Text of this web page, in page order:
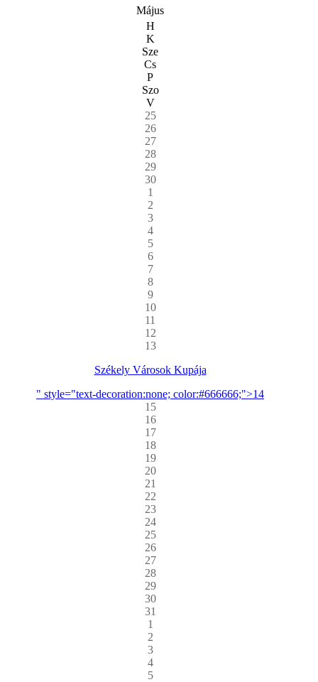
Május
H
K
Sze
Cs
P
Szo
V
25
26
27
28
29
30
1
2
3
4
5
6
7
8
9
10
11
12
13
Székely Városok Kupája
" style="text-decoration:none; color:#666666;">14
15
16
17
18
19
20
21
22
23
24
25
26
27
28
29
30
31
1
2
3
4
5